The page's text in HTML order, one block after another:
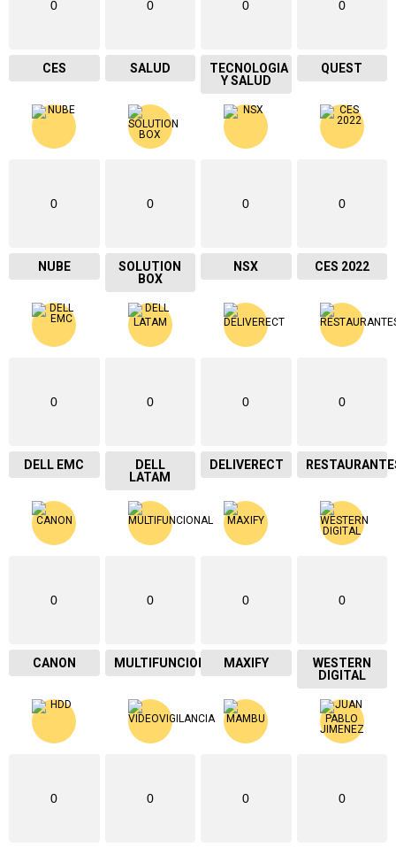
0
CES
0
SALUD
0
TECNOLOGIA
Y SALUD
0
QUEST
0
NUBE
0
SOLUTION
BOX
0
NSX
0
CES 2022
0
DELL EMC
0
DELL
LATAM
0
DELIVERECT
0
0
CANON
0
MULTIFUNCIONAL
0
MAXIFY
0
WESTERN
DIGITAL
0 0 0 0